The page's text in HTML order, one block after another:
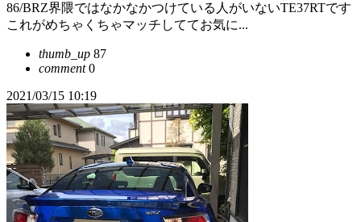
86/BRZ界隈ではなかなかつけている人がいないTE37RTです
これがめちゃくちゃマッチしててお気に...
thumb_up 87
comment0
2021/03/15 10:19